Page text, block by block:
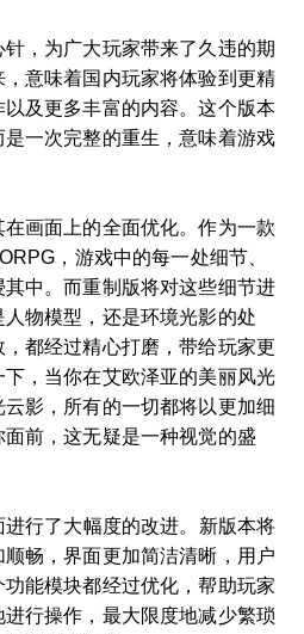
，为广大玩家带来了久违的期
意味着国内玩家将体验到更精
及更多丰富的内容。这个版本
一次完整的重生，意味着游戏
画面上的全面优化。作为一款
，游戏中的每一处细节、
中。而重制版将对这些细节进
物模型，还是环境光影的处
都经过精心打磨，带给玩家更
，当你在艾欧泽亚的美丽风光
影，所有的一切都将以更加细
前，这无疑是一种视觉的盛
行了大幅度的改进。新版本将
畅，界面更加简洁清晰，用户
能模块都经过优化，帮助玩家
行操作，最大限度地减少繁琐